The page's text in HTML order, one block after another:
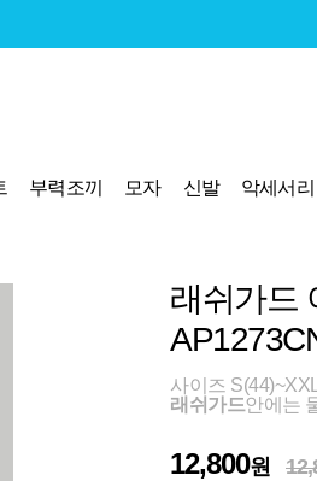
부력조끼 모자 신발 악세서리
래쉬가드
사이즈
래쉬가드안에는
12,800원